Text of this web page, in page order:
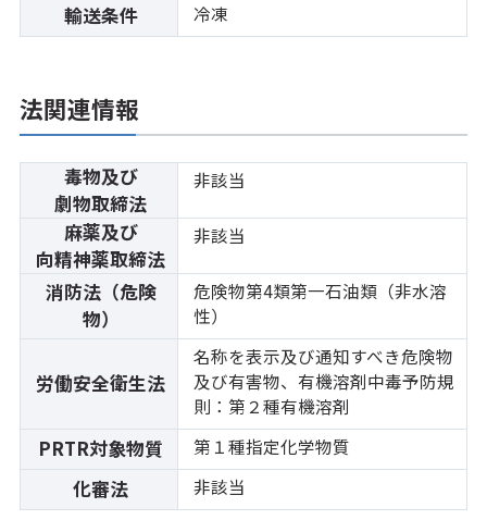
輸送条件 冷凍
法関連情報
毒物及び
劇物取締法
非該当
麻薬及び
向精神薬取締法
非該当
消防法（危険
物）
危険物第4類第一石油類（非水溶
性）
労働安全衛生法
名称を表示及び通知すべき危険物
及び有害物、有機溶剤中毒予防規
則：第２種有機溶剤
PRTR対象物質 第１種指定化学物質
化審法 非該当